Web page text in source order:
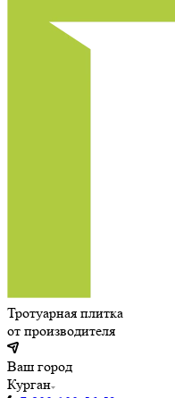
Тротуарная плитка
от производителя
Ваш город
Курган